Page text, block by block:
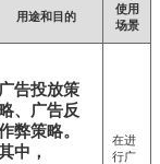
用途和目的
使用
场景
广告投放策
略、广告反
弊策略。
中，
在进
行广